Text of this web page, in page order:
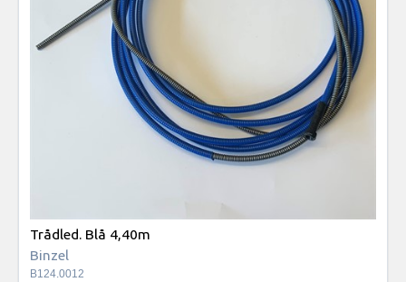
Trådled. Blå 4,40m
Binzel
B124.0012